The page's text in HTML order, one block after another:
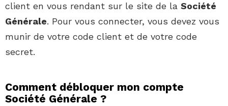
client en vous rendant sur le site de la Société
Générale. Pour vous connecter, vous devez vous
munir de votre code client et de votre code
secret.
Comment débloquer mon compte
Société Générale ?